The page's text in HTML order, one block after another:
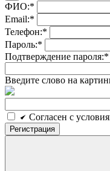
ФИО:*
Email:*
Телефон:*
Пароль:*
Подтверждение пароля:*
Введите слово на
Cогласен c